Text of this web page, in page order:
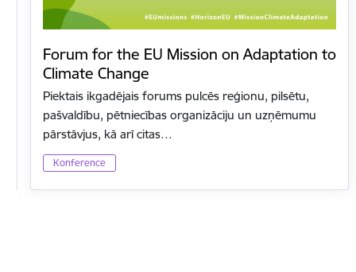
Forum for the EU Mission on Adaptation to
Climate Change
Piektais ikgadējais forums pulcēs reģionu, pilsētu,
pašvaldību, pētniecības organizāciju un uzņēmumu
pārstāvjus, kā arī citas…
Konference